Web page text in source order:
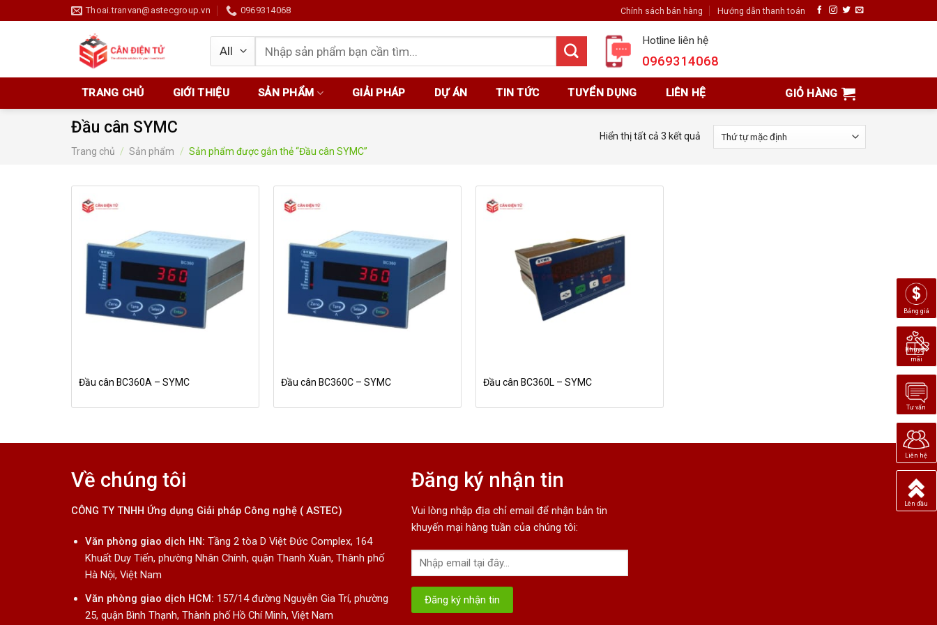
to
Thoai.tranvan@astecgroup.vn 0969314068 Chính sách bán hàng Hướng dẫn thanh toán
Tìm
kiếm:
Hotline liên hệ
0969314068
TRANG CHỦ GIỚI THIỆU SẢN PHẨM GIẢI PHÁP DỰ ÁN TIN TỨC TUYỂN DỤNG LIÊN HỆ GIỎ HÀNG
Đầu cân SYMC
Trang chủ / Sản phẩm / Sản phẩm được gắn thẻ “Đầu cân SYMC”
Hiển thị tất cả 3 kết quả
Đầu cân BC360A – SYMC Đầu cân BC360C – SYMC Đầu cân BC360L – SYMC
Về chúng tôi
CÔNG TY TNHH Ứng dụng Giải pháp Công nghệ ( ASTEC)
Văn phòng giao dịch HN: Tầng 2 tòa D Việt Đức Complex, 164
Khuất Duy Tiến, phường Nhân Chính, quận Thanh Xuân, Thành phố
Hà Nội, Việt Nam
Văn phòng giao dịch HCM: 157/14 đường Nguyễn Gia Trí, phường
25, quận Bình Thạnh, Thành phố Hồ Chí Minh, Việt Nam
Đăng ký nhận tin
Vui lòng nhập địa chỉ email để nhận bản tin
khuyến mại hàng tuần của chúng tôi:
Bảng giá
Khuyến
mãi
Tư vấn
Liên hệ
Lên đầu